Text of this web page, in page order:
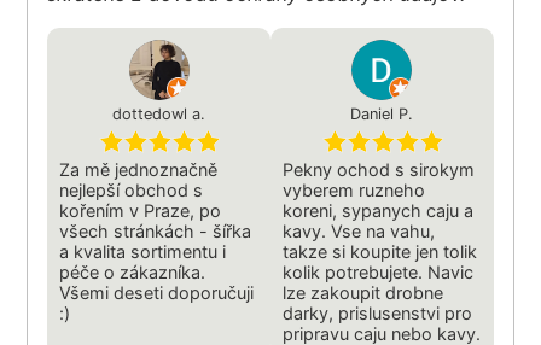
dottedowl a.
Za mě jednoznačně
nejlepší obchod s
kořením v Praze, po
všech stránkách - šířka
a kvalita sortimentu i
péče o zákazníka.
Všemi deseti doporučuji
:)
Daniel P.
Pekny ochod s sirokym
vyberem ruzneho
koreni, sypanych caju a
kavy. Vse na vahu,
takze si koupite jen tolik
kolik potrebujete. Navic
lze zakoupit drobne
darky, prislusenstvi pro
pripravu caju nebo kavy.